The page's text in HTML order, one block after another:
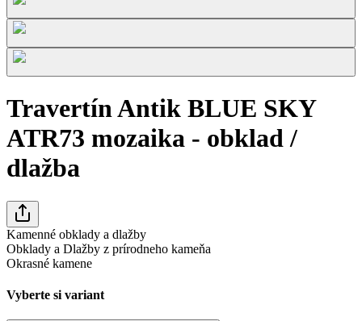
Travertín Antik BLUE SKY
ATR73 mozaika - obklad /
dlažba
Kamenné obklady a dlažby
Obklady a Dlažby z prírodneho kameňa
Okrasné kamene
Vyberte si variant